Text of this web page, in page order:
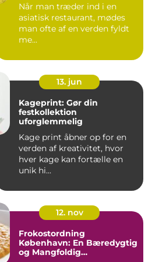
Når man træder ind i en
asiatisk restaurant, mødes
man ofte af en verden fyldt
me...
13. jun
Kageprint: Gør din
festkollektion
uforglemmelig
Kage print åbner op for en
verden af kreativitet, hvor
hver kage kan fortælle en
unik hi...
12. nov
Frokostordning
København: En Bæredygtig
og Mangfoldig